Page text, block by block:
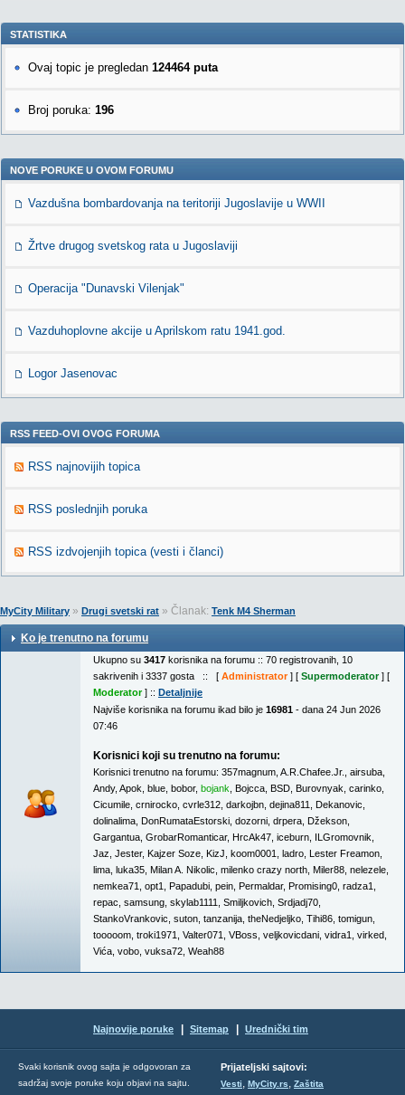
STATISTIKA
Ovaj topic je pregledan 124464 puta
Broj poruka: 196
NOVE PORUKE U OVOM FORUMU
Vazdušna bombardovanja na teritoriji Jugoslavije u WWII
Žrtve drugog svetskog rata u Jugoslaviji
Operacija "Dunavski Vilenjak"
Vazduhoplovne akcije u Aprilskom ratu 1941.god.
Logor Jasenovac
RSS FEED-OVI OVOG FORUMA
RSS najnovijih topica
RSS poslednjih poruka
RSS izdvojenjih topica (vesti i članci)
MyCity Military » Drugi svetski rat » Članak: Tenk M4 Sherman
Ko je trenutno na forumu
Ukupno su 3417 korisnika na forumu :: 70 registrovanih, 10
sakrivenih i 3337 gosta :: [ Administrator] [ Supermoderator] [
Moderator] :: Detaljnije
Najviše korisnika na forumu ikad bilo je 16981 - dana 24 Jun 2026
07:46
Korisnici koji su trenutno na forumu:
Korisnici trenutno na forumu: 357magnum A.R.Chafee.Jr. airsuba
Andy, Apok blue bobor, bojank Bojcca BSD Burovnyak carinko
Cicumile crnirocko cvrle312 darkojbn dejina811 Dekanovic
dolinalima DonRumataEstorski dozorni drpera Džekson
Gargantua GrobarRomanticar, HrcAk47 iceburn ILGromovnik
Jaz Jester, Kajzer Soze KizJ koom0001 ladro Lester Freamon
lima luka35 Milan A. Nikolic milenko crazy north Miler88 nelezele
nemkea71
opt1 Papadubi pein Permaldar, Promising0 radza1
repac samsung skylab1111 Smiljkovich Srdjadj70
StankoVrankovic suton tanzanija theNedjeljko Tihi86 tomigun
tooooom troki1971 Valter071 VBoss veljkovicdani vidra1 virked
Vića vobo vuksa72 Weah88
Najnovije poruke Sitemap Urednički tim
Svaki korisnik ovog sajta je odgovoran za
sadržaj svoje poruke koju objavi na sajtu.
Prijateljski sajtovi:
Vesti, MyCity.rs, Zaštita